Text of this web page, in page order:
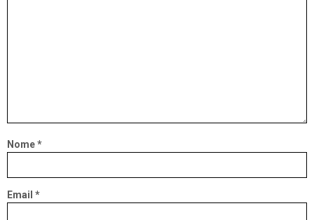
Nome*
Email *